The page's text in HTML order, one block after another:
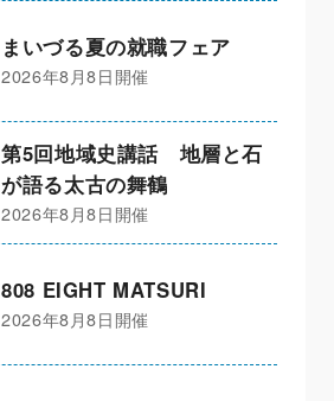
まいづる夏の就職フェア
2026年8月8日開催
第5回地域史講話 地層と石
が語る太古の舞鶴
2026年8月8日開催
808 EIGHT MATSURI
2026年8月8日開催